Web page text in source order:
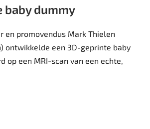
baby dummy
en promovendus Mark Thielen
ontwikkelde een 3D-geprinte baby
op een MRI-scan van een echte,